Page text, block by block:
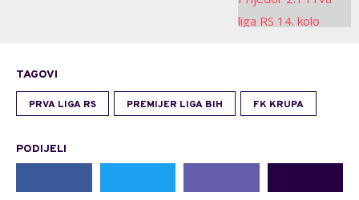
TAGOVI
PRVA LIGA RS PREMIJER LIGA BIH FK KRUPA
PODIJELI